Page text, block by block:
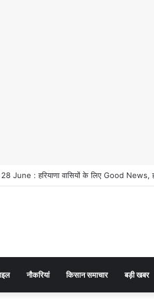
June : हरियाणा वासियों के लिए Good News,
नौकरियां किसान समाचार बड़ी खबर